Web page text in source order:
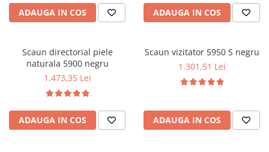
ADAUGA IN COS ADAUGA IN COS
Scaun directorial piele
naturala 5900 negru
1.473,35 Lei
ADAUGA IN COS
Scaun vizitator 5950 S negru
1.301,51 Lei
ADAUGA IN COS